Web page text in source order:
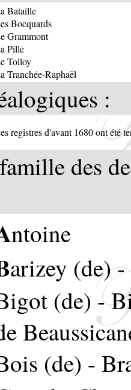
Bataille
Bocquards
Grammont
Pille
Tolloy
Tranchée-Raphaël
:
registres d'avant 1680 ont été
des
ntoine
arizey (de)-
(de) -
(de) -